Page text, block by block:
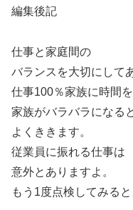
編集後記
仕事と家庭間の
バランスを大切にして
仕事100％家族に時間
家族がバラバラになる
よくききます。
従業員に振れる仕事は
意外とありますよ。
もう1度点検してみると